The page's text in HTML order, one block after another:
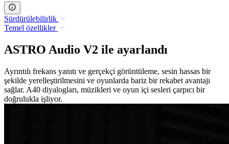
Sürdürülebilirlik
Temel özellikler
ASTRO Audio V2 ile ayarlandı
Ayrıntılı frekans yanıtı ve gerçekçi görüntüleme, sesin hassas bir
şekilde yerelleştirilmesini ve oyunlarda bariz bir rekabet avantajı
sağlar. A40 diyalogları, müzikleri ve oyun içi sesleri çarpıcı bir
doğrulukla işliyor.